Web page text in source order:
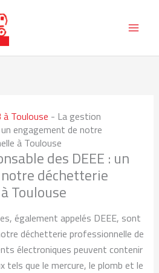
Toulouse - La gestion
engagement de notre
à Toulouse
des DEEE : un
déchetterie
Toulouse
également appelés DEEE, sont
déchetterie professionnelle de
électroniques peuvent contenir
tels que le mercure, le plomb et le